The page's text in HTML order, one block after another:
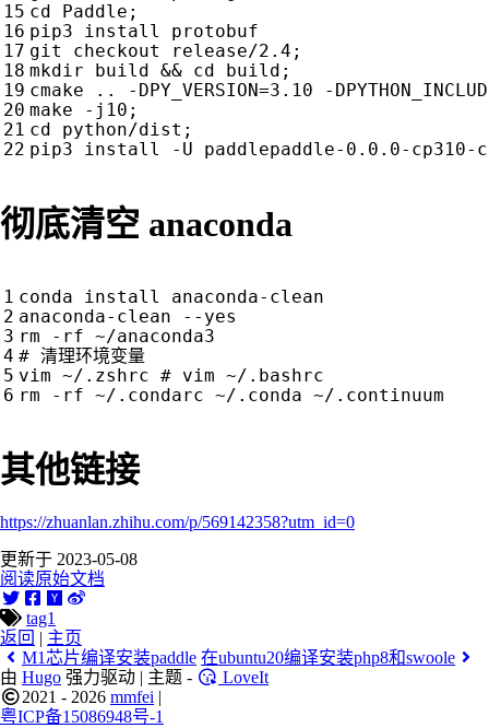
cd
Paddle ;
pip3 install protobuf
git checkout release/2.4 ;
mkdir build && cd build ;
cmake .. -DPY_VERSION=3.10 -
make -j10 ;
cd
python/dist ;
pip3 install -U paddlepaddle-0.0.0-cp310-
彻底清空 anaconda
conda install anaconda-clean
anaconda-clean --yes
# 清理环境变量
vim ~/.zshrc # vim ~/.bashrc
其他链接
https://zhuanlan.zhihu.com/p/569142358?utm_id=0
更新于 2023-05-08
阅读原始文档
tag1
返回 | 主页
M1芯片编译安装paddle 在ubuntu20编译安装php8和swoole
由 Hugo 强力驱动 | 主题 -
LoveIt
2021 - 2026 mmfei |
粤ICP备15086948号-1